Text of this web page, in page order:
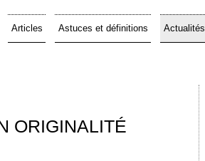
Articles Astuces et définitions Actualités
ORIGINALITÉ